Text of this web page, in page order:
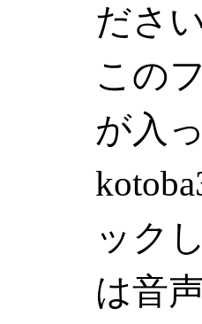
ださ
この
が入
ック
は音